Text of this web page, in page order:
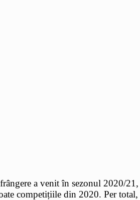
a venit în sezonul 2020/21,
competițiile din 2020. Per